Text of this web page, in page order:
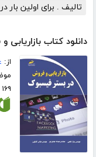
تالیف . برای اولین بار
دانلود کتاب
از:
۱۶۹ صفحه